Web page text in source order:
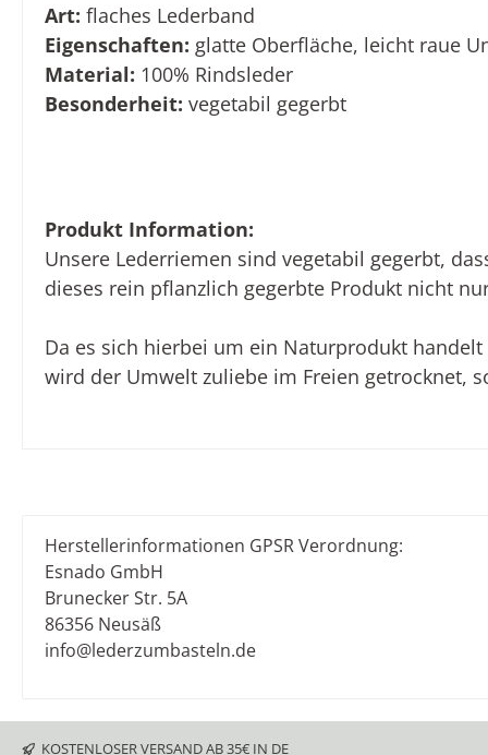
Art: flaches Lederband
Eigenschaften: glatte Oberfläche, leicht raue
Material: 100% Rindsleder
Besonderheit: vegetabil gegerbt
Produkt Information:
Unsere Lederriemen sind vegetabil gegerbt,
dieses rein pflanzlich gegerbte Produkt nicht
Da es sich hierbei um ein Naturprodukt
wird der Umwelt zuliebe im Freien getrocknet,
Herstellerinformationen GPSR Verordnung:
Esnado GmbH
Brunecker Str. 5A
86356 Neusäß
info@lederzumbasteln.de
KOSTENLOSER VERSAND AB 35€ IN DE